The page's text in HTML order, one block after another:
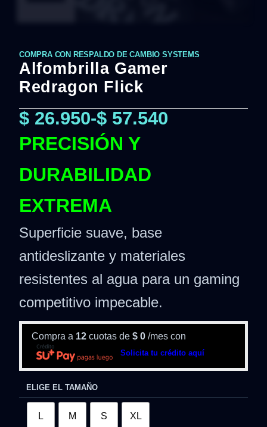
COMPRA CON RESPALDO DE CAMBIO SYSTEMS
Alfombrilla Gamer
Redragon Flick
$ 26.950-$ 57.540
PRECISIÓN Y
DURABILIDAD
EXTREMA
Superficie suave, base
antideslizante y materiales
resistentes al agua para un gaming
competitivo impecable.
Compra a 12 cuotas de $ 0 /mes con
Solicita tu crédito aquí
ELIGE EL TAMAÑO
L M S XL